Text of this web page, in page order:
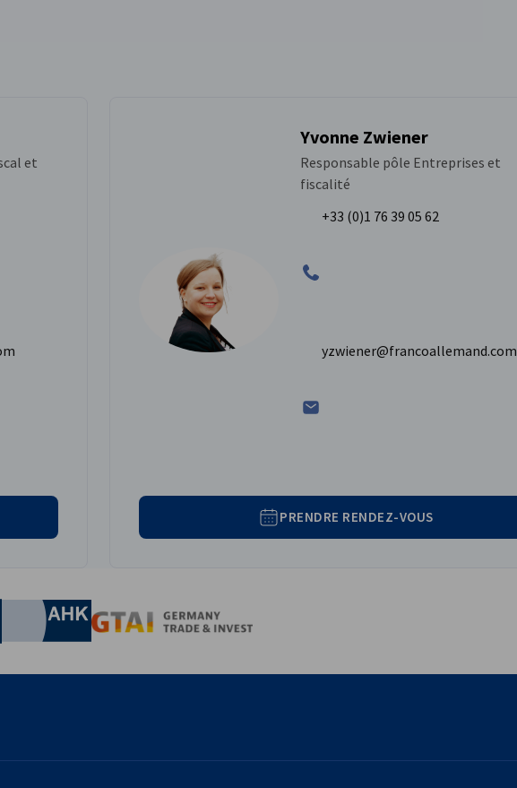
et
Yvonne Zwiener
Responsable pôle Entreprises et
fiscalité
+33 (0)1 76 39 05 62
yzwiener@francoallemand.com
PRENDRE RENDEZ-VOUS
of Commerce and Industry
Chamber of Commerce and Industry
AHK.de
Germany Trade & Invest